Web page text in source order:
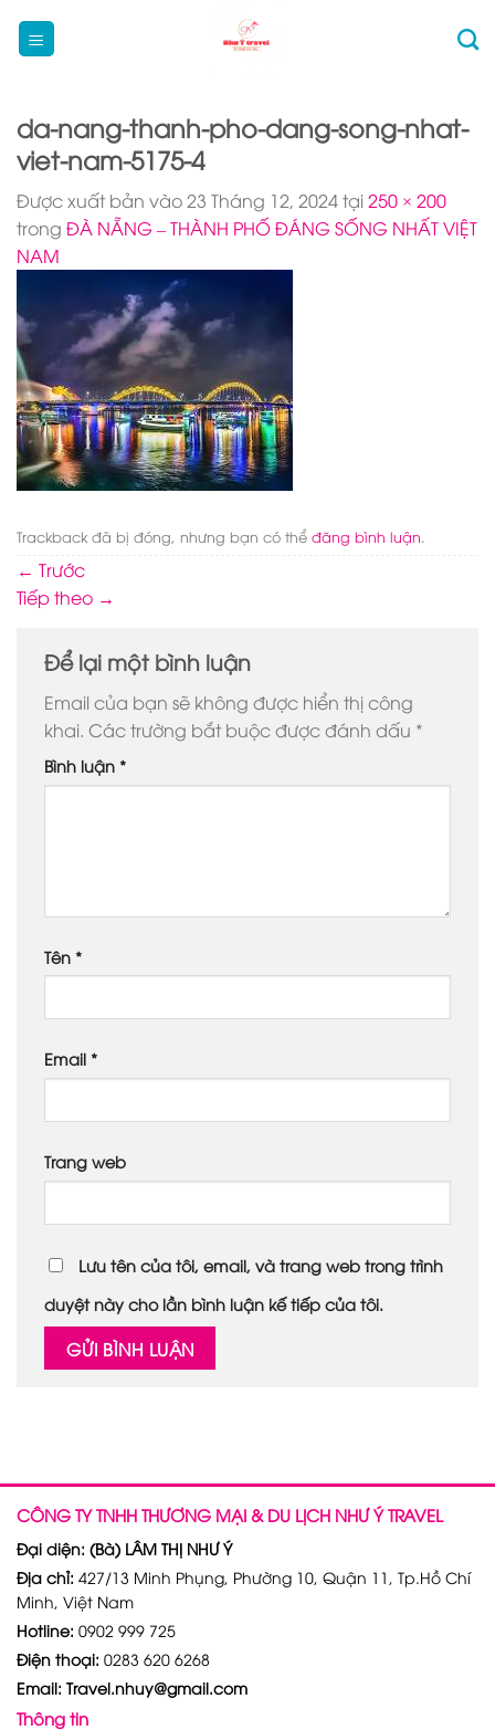
qua
da-nang-thanh-pho-dang-song-nhat-
viet-nam-5175-4
Được xuất bản vào23 Tháng 12, 2024tại 250 × 200
trong ĐÀ NẴNG – THÀNH PHỐ ĐÁNG SỐNG NHẤT VIỆT
NAM
Trackback đã bị đóng, nhưng bạn có thể đăng bình luận
← Trước
Tiếp theo →
Để lại một bình luận
Email của bạn sẽ không được hiển thị công
khai. Các trường bắt buộc được đánh dấu *
Bình luận *
Tên *
Email *
Trang web
Lưu tên của tôi, email, và trang web trong trình
duyệt này cho lần bình luận kế tiếp của tôi.
CÔNG TY TNHH THƯƠNG MẠI & DU LỊCH NHƯ Ý TRAVEL
Đại diện: (Bà) LÂM THỊ NHƯ Ý
Địa chỉ: 427/13 Minh Phụng, Phường 10, Quận 11, Tp.Hồ Chí
Minh, Việt Nam
Hotline: 0902 999 725
Điện thoại: 0283 620 6268
Email: Travel.nhuy@gmail.com
Thông tin